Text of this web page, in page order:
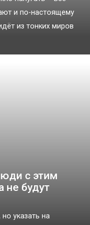
и по-настоящему
из тонких миров
с этим
не будут
указать на